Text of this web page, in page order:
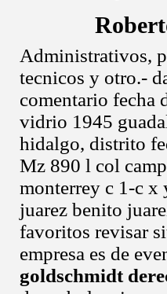
Administrativos,
tecnicos y otro.-
comentario fecha
vidrio 1945
hidalgo, distrito
Mz 890 l col
monterrey c 1-c x
juarez benito
favoritos revisar
empresa es de
goldschmidt